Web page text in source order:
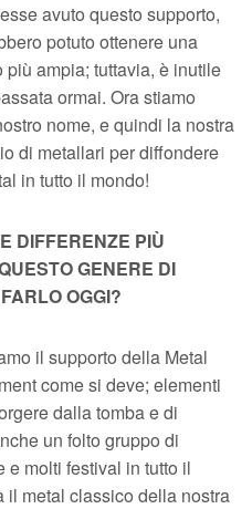
avuto questo supporto,
potuto ottenere una
ampia; tuttavia, è inutile
ormai. Ora stiamo
nome, e quindi la nostra
di metallari per diffondere
in tutto il mondo!
DIFFERENZE PIÙ
GENERE DI
OGGI?
il supporto della Metal
come si deve; elementi
dalla tomba e di
un folto gruppo di
e molti festival in tutto il
il metal classico della nostra